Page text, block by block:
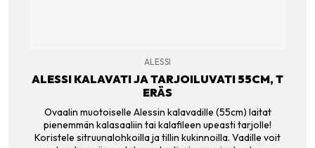
ALESSI
ALESSI KALAVATI JA TARJOILUVATI 55CM, T
ERÄS
Ovaalin muotoiselle Alessin kalavadille (55cm) laitat
pienemmän kalasaaliin tai kalafileen upeasti tarjolle!
Koristele sitruunalohkoilla ja tillin kukinnoilla. Vadille voit